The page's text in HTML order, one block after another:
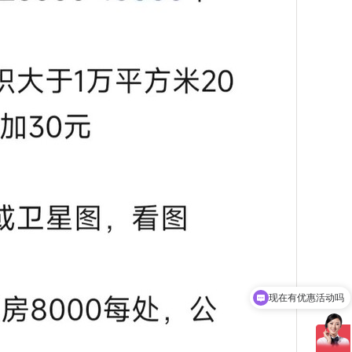
可以介绍下你们的服务么
现在有优惠活动吗